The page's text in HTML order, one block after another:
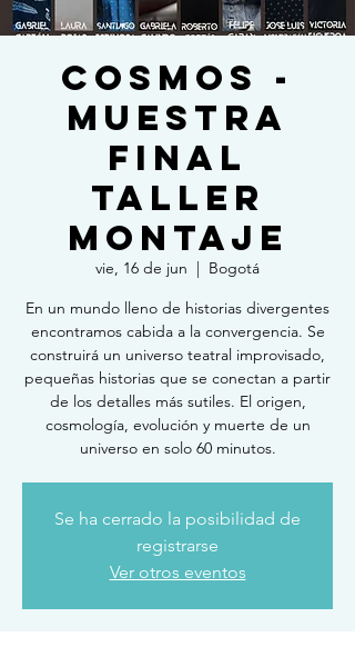
COSMOS -
MUESTRA
FINAL
TALLER
MONTAJE
vie, 16 de jun
  |
Bogotá
En un mundo lleno de historias divergentes
encontramos cabida a la convergencia. Se
construirá un universo teatral improvisado,
pequeñas historias que se conectan a partir
de los detalles más sutiles. El origen,
cosmología, evolución y muerte de un
universo en solo 60 minutos.
Se ha cerrado la posibilidad de
registrarse
Ver otros eventos